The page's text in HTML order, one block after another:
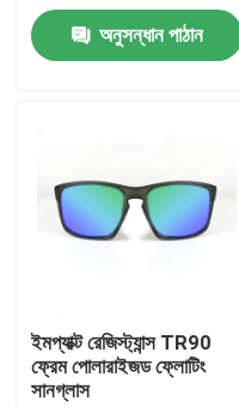
আমাদের সম্পর্কে
যোগাযোগ করুন
অনুসন্ধান পাঠান
ইমপ্যাক্ট রেজিস্ট্যান্স TR90
ফ্রেম পোলারাইজড ফ্লোটিং
সানগ্লাস